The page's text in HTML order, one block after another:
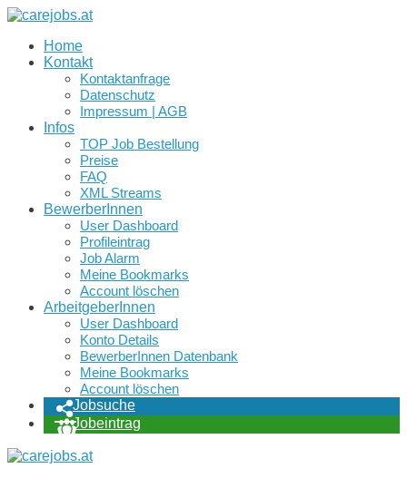
Home
Kontakt
Kontaktanfrage
Datenschutz
Impressum | AGB
Infos
TOP Job Bestellung
Preise
FAQ
XML Streams
BewerberInnen
User Dashboard
Profileintrag
Job Alarm
Meine Bookmarks
Account löschen
ArbeitgeberInnen
User Dashboard
Konto Details
BewerberInnen Datenbank
Meine Bookmarks
Account löschen
Jobsuche
Jobeintrag